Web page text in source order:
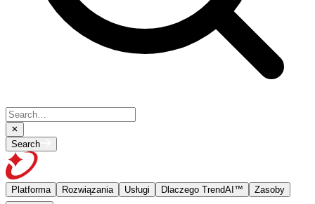
Search
Platforma Rozwiązania Usługi Dlaczego TrendAI™ Zasoby